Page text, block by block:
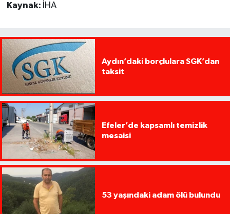
Kaynak: İHA
Aydın’daki borçlulara SGK’dan
taksit
Efeler’de kapsamlı temizlik
mesaisi
53 yaşındaki adam ölü bulundu